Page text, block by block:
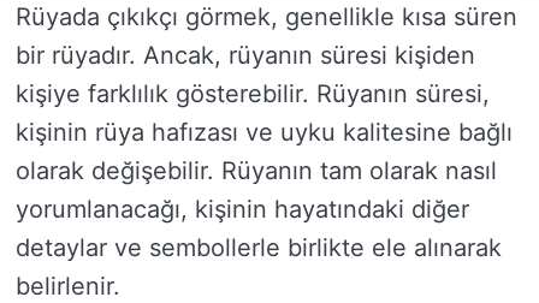
Rüyada çıkıkçı görmek, genellikle kısa süren
bir rüyadır. Ancak, rüyanın süresi kişiden
kişiye farklılık gösterebilir. Rüyanın süresi,
kişinin rüya hafızası ve uyku kalitesine bağlı
olarak değişebilir. Rüyanın tam olarak nasıl
yorumlanacağı, kişinin hayatındaki diğer
detaylar ve sembollerle birlikte ele alınarak
belirlenir.